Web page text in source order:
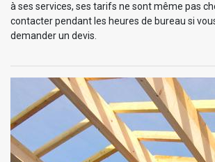
à ses services, ses tarifs ne sont même pas
contacter pendant les heures de bureau si
demander un devis.